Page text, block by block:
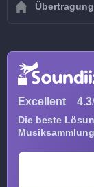
Excellent 4.3
Die beste